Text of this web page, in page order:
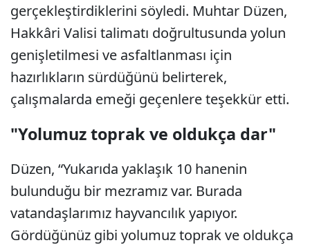
gerçekleştirdiklerini söyledi. Muhtar Düzen,
Hakkâri Valisi talimatı doğrultusunda yolun
genişletilmesi ve asfaltlanması için
hazırlıkların sürdüğünü belirterek,
çalışmalarda emeği geçenlere teşekkür etti.
"Yolumuz toprak ve oldukça dar"
Düzen, “Yukarıda yaklaşık 10 hanenin
bulunduğu bir mezramız var. Burada
vatandaşlarımız hayvancılık yapıyor.
Gördüğünüz gibi yolumuz toprak ve oldukça